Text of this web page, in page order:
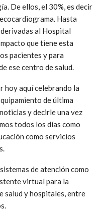
De ellos, el 30%, es decir
Hasta
al Hospital
que tiene esta
pacientes y para
ese centro de salud.
hoy aquí celebrando la
de última
y decirle una vez
todos los días como
como servicios
de atención como
virtual para la
salud y hospitales, entre